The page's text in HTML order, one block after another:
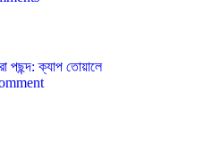
পছন্দ: ক্যাপ তোয়ালে